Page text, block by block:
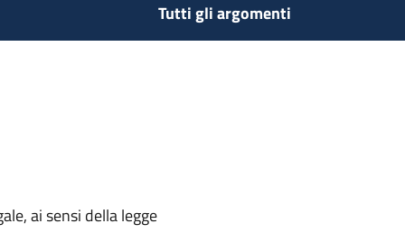
Tutti gli argomenti
ai sensi della legge